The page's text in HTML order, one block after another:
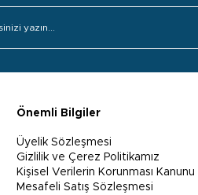
Önemli Bilgiler
Üyelik Sözleşmesi
Gizlilik ve Çerez Politikamız
Kişisel Verilerin Korunması Kanunu
Mesafeli Satış Sözleşmesi